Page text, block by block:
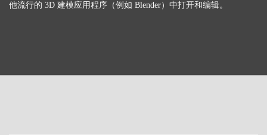
他流行的 3D 建模应用程序（例如 Blender）中打开和编辑。